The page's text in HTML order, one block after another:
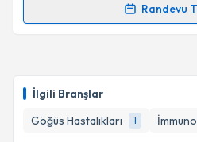
İlgili Branşlar
Göğüs Hastalıkları
1
Randevu
bilgilendireceğiz.
E-posta Adresiniz